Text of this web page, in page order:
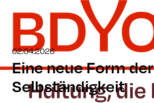
Zum Hauptinhalt der Seite springen
Zur Startseite navigieren
02.04.2026
Eine neue Form der
Selbständigkeit